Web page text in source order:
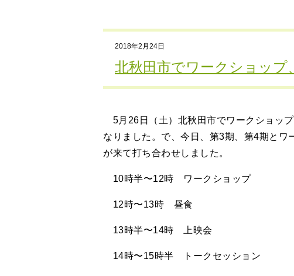
2018年2月24日
北秋田市でワークショップ
5月26日（土）北秋田市でワークショッ
なりました。で、今日、第3期、第4期とワ
が来て打ち合わせしました。
10時半〜12時 ワークショップ
12時〜13時 昼食
13時半〜14時 上映会
14時〜15時半 トークセッション